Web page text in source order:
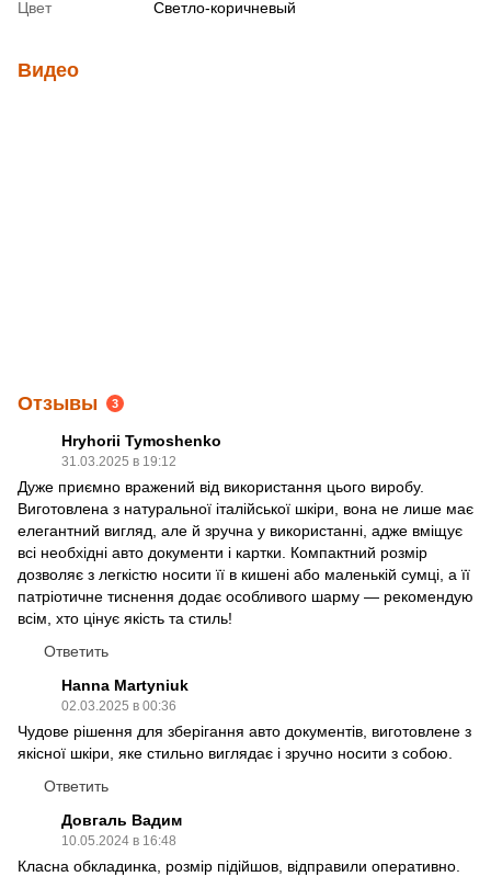
Цвет Светло-коричневый
Видео
Отзывы 3
Hryhorii Tymoshenko
31.03.2025 в 19:12
Дуже приємно вражений від використання цього виробу.
Виготовлена з натуральної італійської шкіри, вона не лише має
елегантний вигляд, але й зручна у використанні, адже вміщує
всі необхідні авто документи і картки. Компактний розмір
дозволяє з легкістю носити її в кишені або маленькій сумці, а її
патріотичне тиснення додає особливого шарму — рекомендую
всім, хто цінує якість та стиль!
Ответить
Hanna Martyniuk
02.03.2025 в 00:36
Чудове рішення для зберігання авто документів, виготовлене з
якісної шкіри, яке стильно виглядає і зручно носити з собою.
Ответить
Довгаль Вадим
10.05.2024 в 16:48
Класна обкладинка, розмір підійшов, відправили оперативно.